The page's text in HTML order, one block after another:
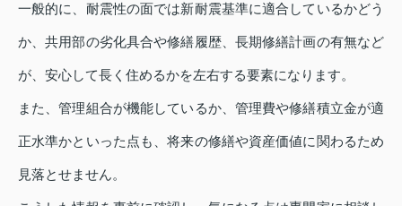
一般的に、耐震性の面では新耐震基準に適合しているかどう
か、共用部の劣化具合や修繕履歴、長期修繕計画の有無など
が、安心して長く住めるかを左右する要素になります。
また、管理組合が機能しているか、管理費や修繕積立金が適
正水準かといった点も、将来の修繕や資産価値に関わるため
見落とせません。